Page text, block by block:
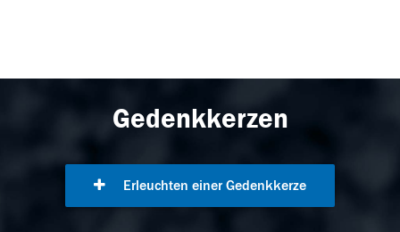
Gedenkkerzen
Erleuchten einer Gedenkkerze